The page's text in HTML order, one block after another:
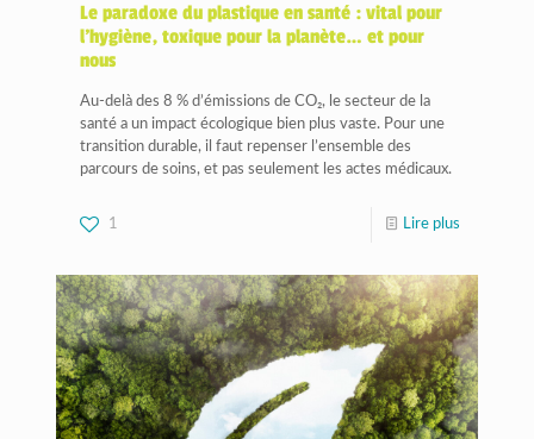
Le paradoxe du plastique en santé : vital pour
l’hygiène, toxique pour la planète… et pour
nous
Au-delà des 8 % d’émissions de CO₂, le secteur de la
santé a un impact écologique bien plus vaste. Pour une
transition durable, il faut repenser l’ensemble des
parcours de soins, et pas seulement les actes médicaux.
1 Lire plus